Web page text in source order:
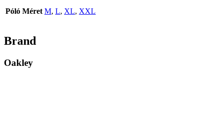
Póló Méret M, L, XL, XXL
Brand
Oakley